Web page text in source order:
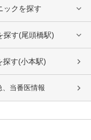
ックを探す
探す(尾頭橋駅)
探す(小本駅)
当番医情報